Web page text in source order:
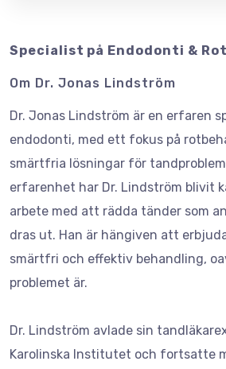
Specialist på Endodonti &
Om Dr. Jonas Lindström
Dr. Jonas Lindström är en erfaren
endodonti, med ett fokus på
smärtfria lösningar för
erfarenhet har Dr. Lindström blivit
arbete med att rädda tänder som
dras ut. Han är hängiven att
smärtfri och effektiv behandling,
problemet är.
Dr. Lindström avlade sin
Karolinska Institutet och fortsatte